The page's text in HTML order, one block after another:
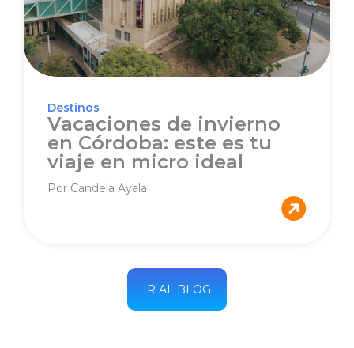
Destinos
Vacaciones de invierno
en Córdoba: este es tu
viaje en micro ideal
Por Candela Ayala
IR AL BLOG